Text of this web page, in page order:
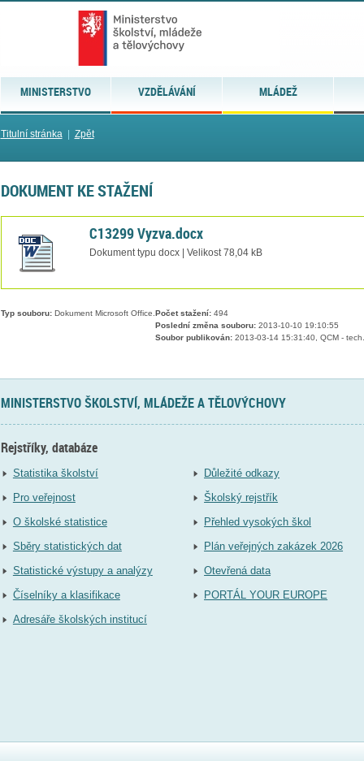
MINISTERSTVO VZDĚLÁVÁNÍ MLÁDEŽ
Titulní stránka| Zpět
DOKUMENT KE STAŽENÍ
C13299 Vyzva.docx
Dokument typu docx | Velikost 78,04 kB
Typ souboru:Dokument Microsoft Office. Počet stažení:494
Poslední změna souboru:2013-10-10 19:10:55
Soubor publikován:2013-03-14 15:31:40, QCM -
MINISTERSTVO ŠKOLSTVÍ, MLÁDEŽE A TĚLOVÝCHOVY
Rejstříky, databáze
Statistika školství
Pro veřejnost
O školské statistice
Sběry statistických dat
Statistické výstupy a analýzy
Číselníky a klasifikace
Adresáře školských institucí
Důležité odkazy
Školský rejstřík
Přehled vysokých škol
Plán veřejných zakázek 2026
Otevřená data
PORTÁL YOUR EUROPE